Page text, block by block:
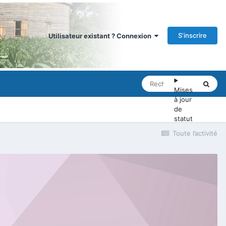
Utilisateur existant ? Connexion S’inscrire
Mises
à jour
de
statut
Toute l’activité